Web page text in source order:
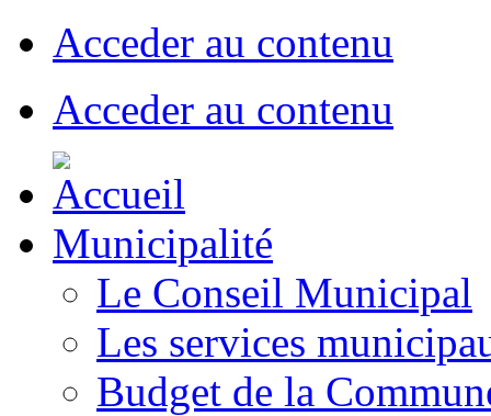
Acceder au contenu
Acceder au contenu
Municipalité
Le Conseil Municipal
Les services
Budget de la